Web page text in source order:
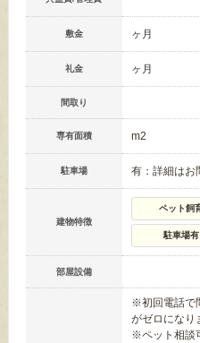
敷金 ヶ月
礼金 ヶ月
間取り
専有面積 m2
駐車場 有：詳細はお
建物特徴
ペット飼
駐車場有
部屋設備
※初回電話で
がゼロになり
※ペット相談